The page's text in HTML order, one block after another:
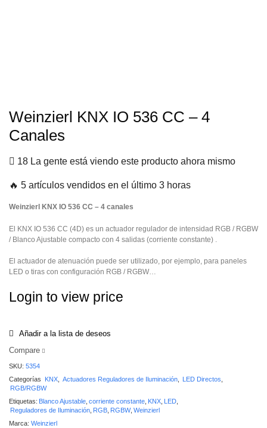
Weinzierl KNX IO 536 CC – 4
Canales
18 La gente está viendo este producto ahora mismo
🔥 5 artículos vendidos en el último 3 horas
Weinzierl KNX IO 536 CC – 4 canales
El KNX IO 536 CC (4D) es un actuador regulador de intensidad RGB / RGBW
/ Blanco Ajustable compacto con 4 salidas (corriente constante) .
El actuador de atenuación puede ser utilizado, por ejemplo, para paneles
LED o tiras con configuración RGB / RGBW…
Login to view price
Añadir a la lista de deseos
Compare
SKU: 5354
Categorías
KNX Actuadores Reguladores de Iluminación LED Directos
RGB/RGBW
Etiquetas: Blanco Ajustable corriente constante KNX LED
Reguladores de Iluminación RGB RGBW, Weinzierl
Marca: Weinzierl